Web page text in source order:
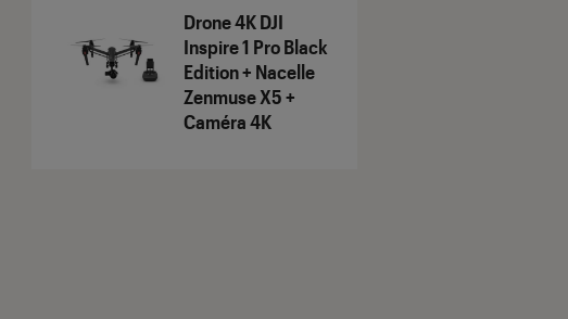
Drone 4K DJI
Inspire 1 Pro Black
Edition + Nacelle
Zenmuse X5 +
Caméra 4K